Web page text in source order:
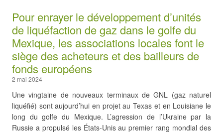
Pour enrayer le développement d’unités
de liquéfaction de gaz dans le golfe du
Mexique, les associations locales font le
siège des acheteurs et des bailleurs de
fonds européens
2 mai 2024
Une vingtaine de nouveaux terminaux de GNL (gaz naturel
liquéfié) sont aujourd’hui en projet au Texas et en Louisiane le
long du golfe du Mexique. L’agression de l’Ukraine par la
Russie a propulsé les États-Unis au premier rang mondial des